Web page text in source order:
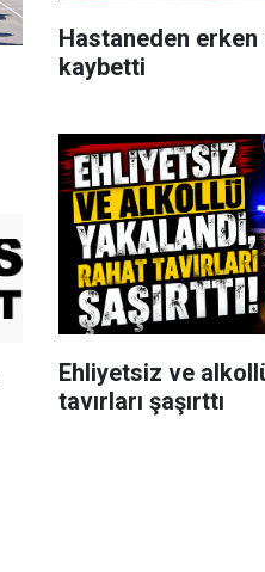
Hastaneden erken
kaybetti
Ehliyetsiz ve
tavırları şaşırttı